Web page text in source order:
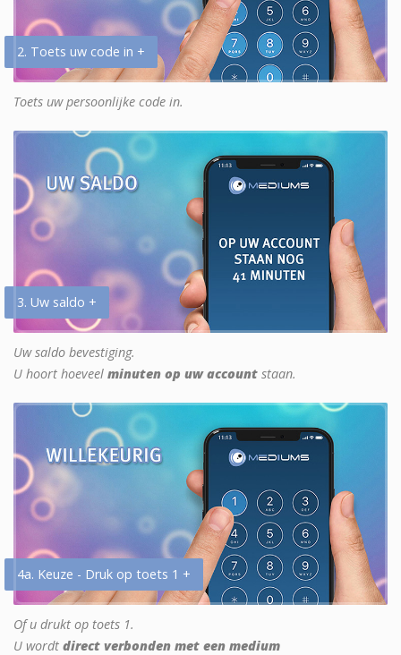
2. Toets uw code in +
Toets uw persoonlijke code in.
3. Uw saldo +
Uw saldo bevestiging.
U hoort hoeveel minuten op uw account staan.
4a. Keuze - Druk op toets 1 +
Of u drukt op toets 1.
U wordt direct verbonden met een medium